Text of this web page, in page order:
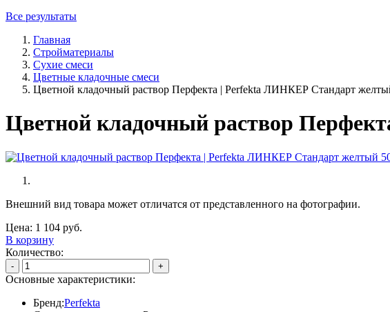
Все результаты
Главная
Стройматериалы
Сухие смеси
Цветные кладочные смеси
Цветной кладочный раствор Перфекта | Perfekta ЛИНКЕР Стандарт
Цветной кладочный раствор
Внешний вид товара может отличатся от представленного на фотографии.
Цена: 1 104 руб.
В корзину
Количество:
- +
Основные характеристики:
Бренд:Perfekta